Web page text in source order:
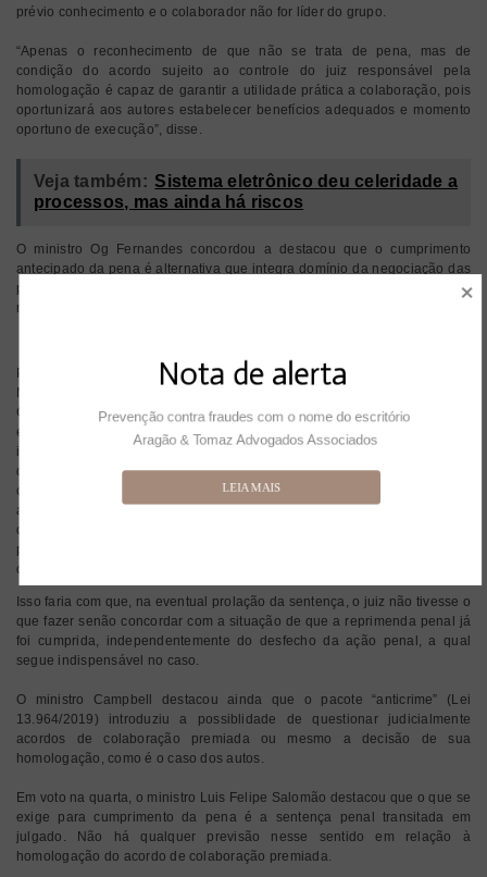
prévio conhecimento e o colaborador não for líder do grupo.
“Apenas o reconhecimento de que não se trata de pena, mas de
condição do acordo sujeito ao controle do juiz responsável pela
homologação é capaz de garantir a utilidade prática a colaboração, pois
oportunizará aos autores estabelecer benefícios adequados e momento
oportuno de execução”, disse.
Veja também: Sistema eletrônico deu celeridade a
processos, mas ainda há riscos
O ministro Og Fernandes concordou a destacou que o cumprimento
antecipado da pena é alternativa que integra domínio da negociação das
partes. “Cabe ao Judiciário assegurar que sua pactuação decorre da
manifestação de vontade do colaborador”, disse.
Para
Mauro
Campbell,
execução
imediata
da pena
causaria
avocação
de poder
por parte
do MP
Para a divergência inaugurada pelo ministro Mauro
Campbell, o cumprimento imediato da pena alvo de acordo
Tribunal Federal e causa uma a uma avocação de poder por
parte do Ministério Público.
Se o órgão tem permissão de determinar a execução da
pena antes da sentença condenatória, ele se transforma em
Isso faria com que, na eventual prolação da sentença, o juiz não tivesse o
que fazer senão concordar com a situação de que a reprimenda penal já
foi cumprida, independentemente do desfecho da ação penal, a qual
segue indispensável no caso.
O ministro Campbell destacou ainda que o pacote “anticrime” (Lei
13.964/2019) introduziu a possiblidade de questionar judicialmente
acordos de colaboração premiada ou mesmo a decisão de sua
homologação, como é o caso dos autos.
Em voto na quarta, o ministro Luis Felipe Salomão destacou que o que se
exige para cumprimento da pena é a sentença penal transitada em
julgado. Não há qualquer previsão nesse sentido em relação à
homologação do acordo de colaboração premiada.
Nota de alerta
Prevenção contra fraudes com o nome do escritório
Aragão & Tomaz Advogados Associados
LEIA MAIS